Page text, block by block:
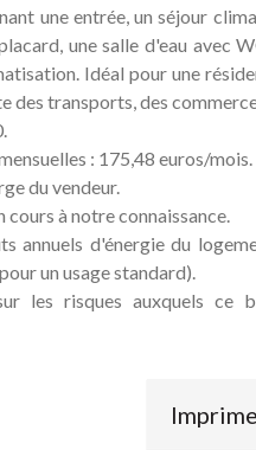
une entrée, un séjour
une salle d'eau avec
Idéal pour une
transports, des
: 175,48 euros/mois.
du vendeur.
cours à notre connaissance.
annuels d'énergie du
un usage standard).
les risques auxquels ce